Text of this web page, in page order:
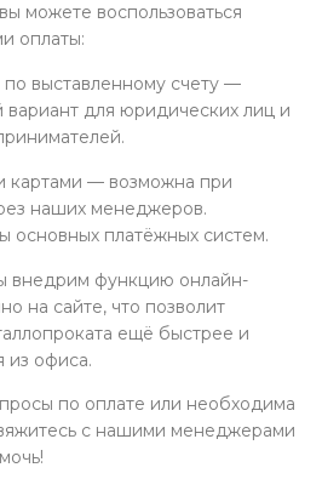
можете воспользоваться
оплаты:
по выставленному счету —
для юридических лиц и
картами — возможна при
наших менеджеров.
основных платёжных систем.
внедрим функцию онлайн-
на сайте, что позволит
ещё быстрее и
из офиса.
по оплате или необходима
с нашими менеджерами